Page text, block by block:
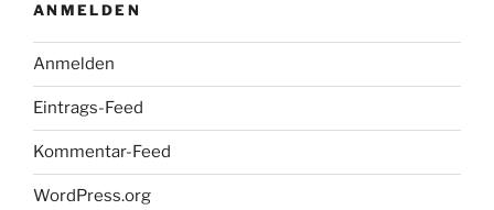
ANMELDEN
Anmelden
Eintrags-Feed
Kommentar-Feed
WordPress.org